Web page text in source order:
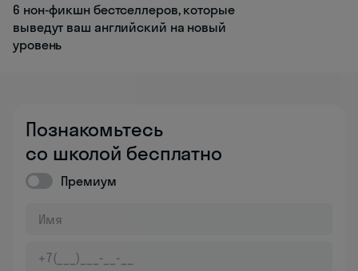
6 нон-фикшн бестселлеров, которые
выведут ваш английский на новый
уровень
Познакомьтесь
со школой бесплатно
Премиум